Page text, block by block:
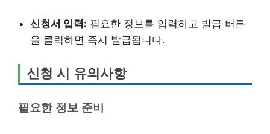
신청서 입력: 필요한 정보를 입력하고 발급 버튼
을 클릭하면 즉시 발급됩니다.
신청 시 유의사항
필요한 정보 준비